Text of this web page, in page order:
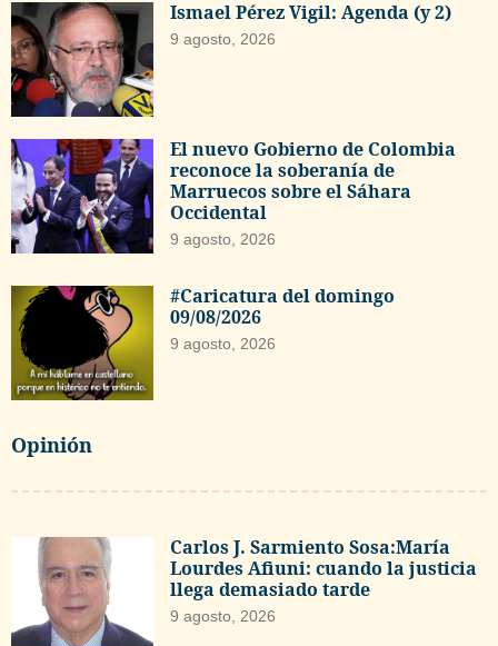
Ismael Pérez Vigil: Agenda (y 2)
9 agosto, 2026
El nuevo Gobierno de Colombia
reconoce la soberanía de
Marruecos sobre el Sáhara
Occidental
9 agosto, 2026
#Caricatura del domingo
09/08/2026
9 agosto, 2026
Opinión
Carlos J. Sarmiento Sosa:María
Lourdes Afiuni: cuando la justicia
llega demasiado tarde
9 agosto, 2026